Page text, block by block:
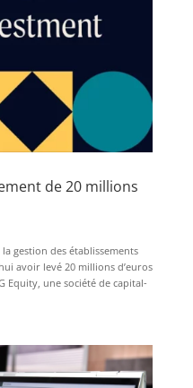
de 20 millions
gestion des établissements
avoir levé 20 millions d’euros
Equity, une société de capital-